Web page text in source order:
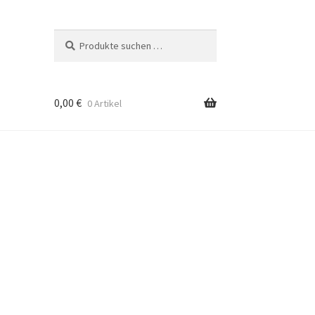
nach:
0,00 € 0 Artikel